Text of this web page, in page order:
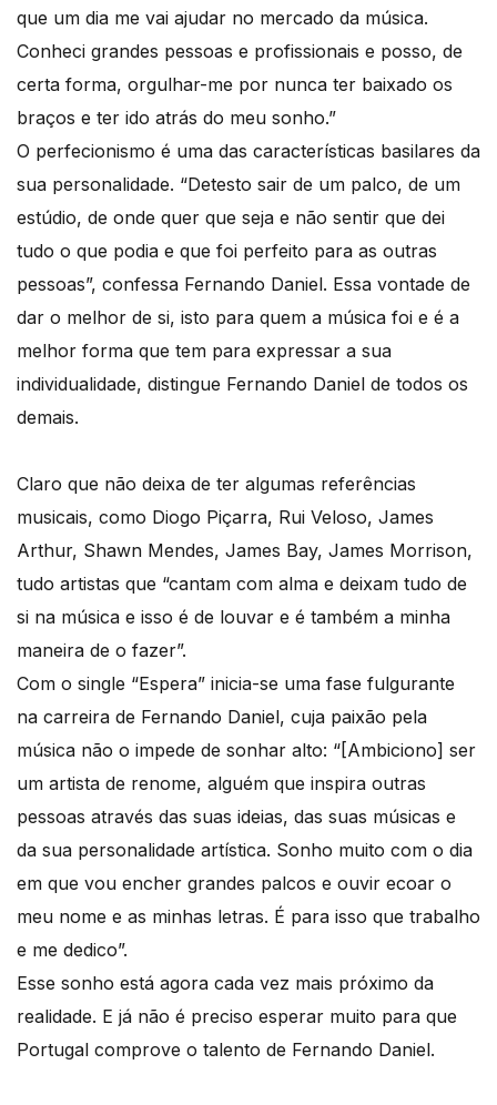
que um dia me vai ajudar no mercado da música.
Conheci grandes pessoas e profissionais e posso, de
certa forma, orgulhar-me por nunca ter baixado os
braços e ter ido atrás do meu sonho.”
O perfecionismo é uma das características basilares da
sua personalidade. “Detesto sair de um palco, de um
estúdio, de onde quer que seja e não sentir que dei
tudo o que podia e que foi perfeito para as outras
pessoas”, confessa Fernando Daniel. Essa vontade de
dar o melhor de si, isto para quem a música foi e é a
melhor forma que tem para expressar a sua
individualidade, distingue Fernando Daniel de todos os
demais.
Claro que não deixa de ter algumas referências
musicais, como Diogo Piçarra, Rui Veloso, James
Arthur, Shawn Mendes, James Bay, James Morrison,
tudo artistas que “cantam com alma e deixam tudo de
si na música e isso é de louvar e é também a minha
maneira de o fazer”.
Com o single “Espera” inicia-se uma fase fulgurante
na carreira de Fernando Daniel, cuja paixão pela
música não o impede de sonhar alto: “[Ambiciono] ser
um artista de renome, alguém que inspira outras
pessoas através das suas ideias, das suas músicas e
da sua personalidade artística. Sonho muito com o dia
em que vou encher grandes palcos e ouvir ecoar o
meu nome e as minhas letras. É para isso que trabalho
e me dedico”.
Esse sonho está agora cada vez mais próximo da
realidade. E já não é preciso esperar muito para que
Portugal comprove o talento de Fernando Daniel.